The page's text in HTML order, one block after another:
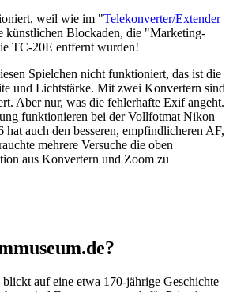
weil wie im "Telekonverter/Extender
künstlichen Blockaden, die "Marketing-
TC-20E entfernt wurden!
Spielchen nicht funktioniert, das ist die
und Lichtstärke. Mit zwei Konvertern sind
Aber nur, was die fehlerhafte Exif angeht.
funktionieren bei der Vollfotmat Nikon
auch den besseren, empfindlicheren AF,
mehrere Versuche die oben
aus Konvertern und Zoom zu
auf eine etwa 170-jährige Geschichte